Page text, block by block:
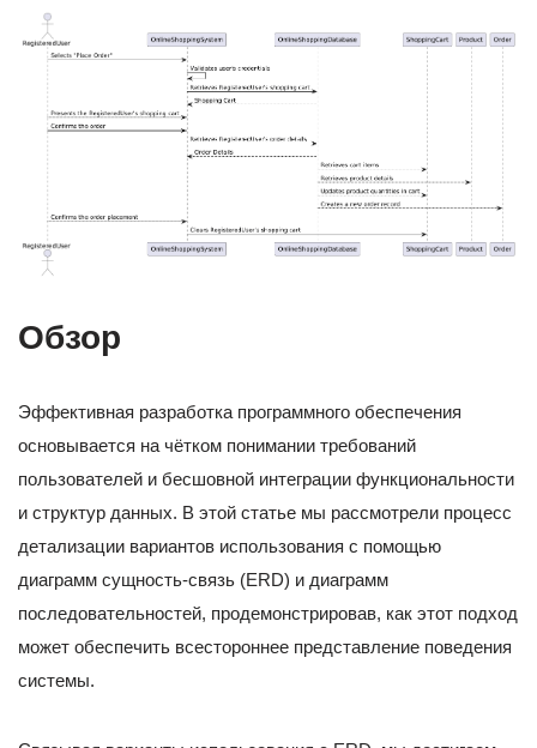
Обзор
Эффективная разработка программного обеспечения
основывается на чётком понимании требований
пользователей и бесшовной интеграции функциональности
и структур данных. В этой статье мы рассмотрели процесс
детализации вариантов использования с помощью
диаграмм сущность-связь (ERD) и диаграмм
последовательностей, продемонстрировав, как этот подход
может обеспечить всестороннее представление поведения
системы.